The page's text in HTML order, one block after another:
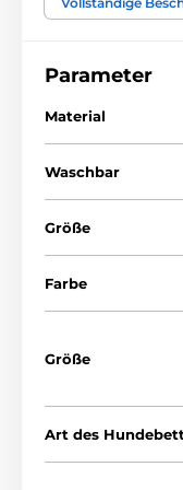
Material - EKO
Hundebetten
Besitzer.
Parameter
Material
Waschbar
Größe
Farbe
Größe
Art des